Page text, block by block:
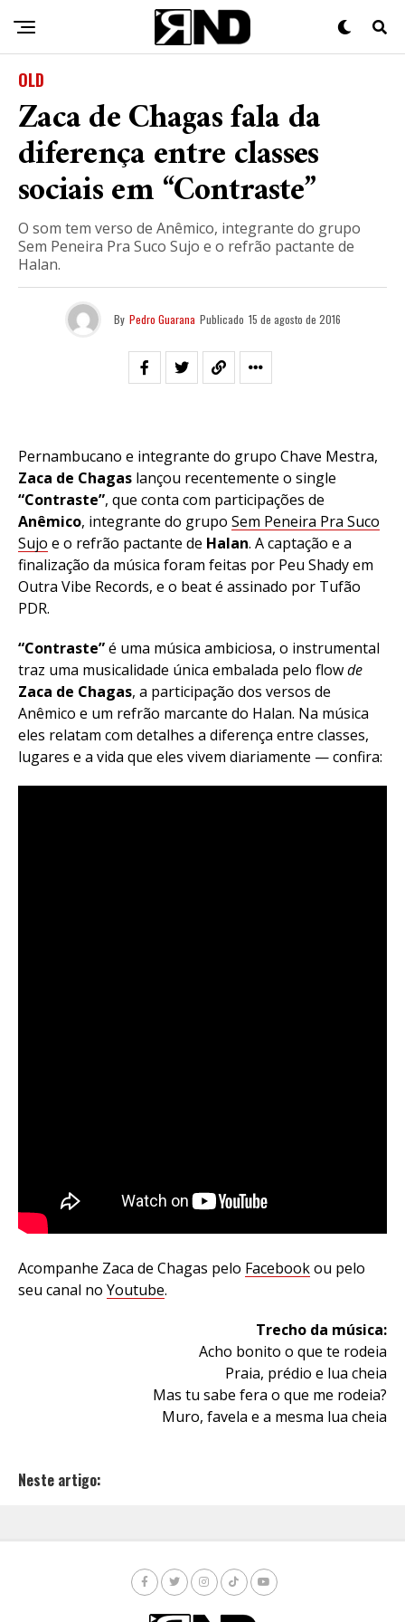
OLD
Zaca de Chagas fala da
diferença entre classes
sociais em “Contraste”
O som tem verso de Anêmico, integrante do grupo
Sem Peneira Pra Suco Sujo e o refrão pactante de
Halan.
By Pedro Guarana Publicado 15 de agosto de 2016
Pernambucano e integrante do grupo Chave Mestra,
Zaca de Chagas lançou recentemente o single
“Contraste”, que conta com participações de
Anêmico, integrante do grupo Sem Peneira Pra Suco
Sujo e o refrão pactante de Halan. A captação e a
finalização da música foram feitas por Peu Shady em
Outra Vibe Records, e o beat é assinado por Tufão
PDR.
“Contraste”é uma música ambiciosa, o instrumental
traz uma musicalidade única embalada pelo flowde
Zaca de Chagas, a participação dos versos de
Anêmico e um refrão marcante do Halan. Na música
eles relatam com detalhes a diferença entre classes,
lugares e a vida que eles vivem diariamente — confira:
Acompanhe Zaca de Chagas pelo Facebookou pelo
seu canal no Youtube.
Trecho da música:
Acho bonito o que te rodeia
Praia, prédio e lua cheia
Mas tu sabe fera o que me rodeia?
Muro, favela e a mesma lua cheia
Neste artigo: